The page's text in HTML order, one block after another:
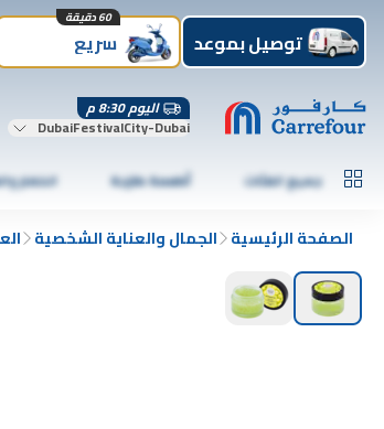
توصيل بموعد سريع
60 دقيقة
اليوم 8:30 م
DubaiFestivalCity-Dubai
جميع الفئات أطعمة طازجة الخضار
الصفحة الرئيسية الجمال والعناية الشخصية